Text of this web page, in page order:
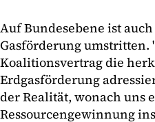
Auf Bundesebene ist
Gasförderung umstritten.
Koalitionsvertrag die
Erdgasförderung
der Realität, wonach uns
Ressourcengewinnung